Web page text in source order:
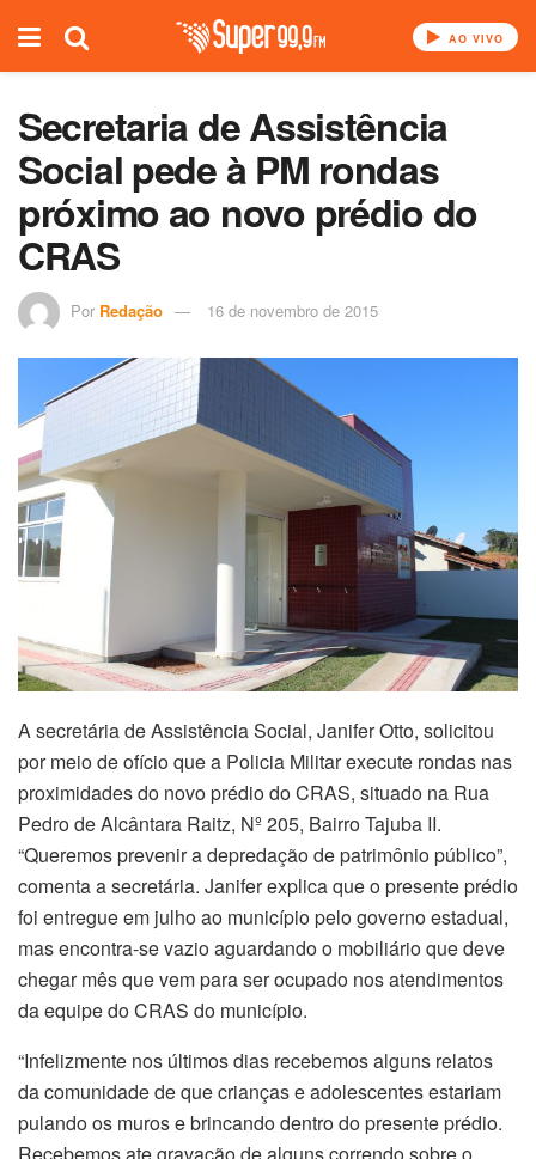
AO VIVO
Secretaria de Assistência
Social pede à PM rondas
próximo ao novo prédio do
CRAS
Por Redação 16 de novembro de 2015
A secretária de Assistência Social, Janifer Otto, solicitou
por meio de ofício que a Policia Militar execute rondas nas
proximidades do novo prédio do CRAS, situado na Rua
Pedro de Alcântara Raitz, Nº 205, Bairro Tajuba II.
“Queremos prevenir a depredação de patrimônio público”,
comenta a secretária. Janifer explica que o presente prédio
foi entregue em julho ao município pelo governo estadual,
mas encontra-se vazio aguardando o mobiliário que deve
chegar mês que vem para ser ocupado nos atendimentos
da equipe do CRAS do município.
“Infelizmente nos últimos dias recebemos alguns relatos
da comunidade de que crianças e adolescentes estariam
pulando os muros e brincando dentro do presente prédio.
Recebemos ate gravação de alguns correndo sobre o